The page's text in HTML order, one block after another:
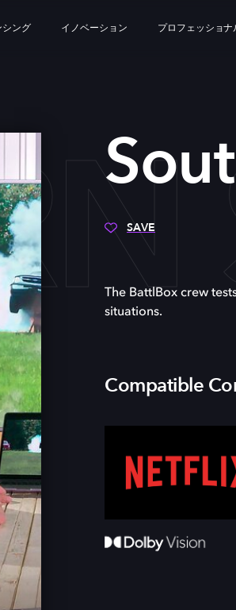
シング イノベーション プロフェッショナ
SAVE
The BattlBox crew
situations.
Compatible